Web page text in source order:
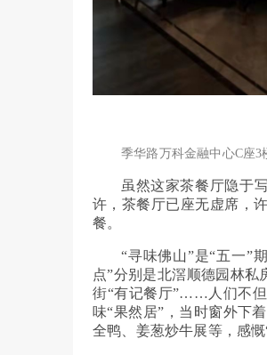
季华路万科金融中心C座
虽然这家茶餐厅隐于
许，茶餐厅已座无虚席，
餐。
“寻味佛山”是“五一”
点”分别是北滘顺德园林私
街“有记餐厅”……人们不但
味“果然居”，当时窗外下
全鸭、姜葱炒牛展等，感